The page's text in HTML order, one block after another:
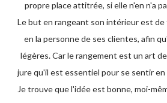
propre place attitrée, si elle n'en n'a
Le but en rangeant son intérieur est de
en la personne de ses clientes, afin
légères. Car le rangement est un art
jure qu'il est essentiel pour se sentir en
Je trouve que l'idée est bonne, moi-